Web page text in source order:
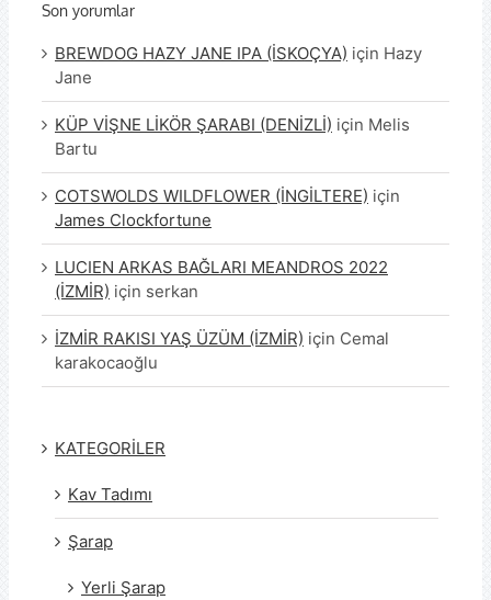
Son yorumlar
BREWDOG HAZY JANE IPA (İSKOÇYA) için Hazy
Jane
KÜP VİŞNE LİKÖR ŞARABI (DENİZLİ) için Melis
Bartu
COTSWOLDS WILDFLOWER (İNGİLTERE) için
James Clockfortune
LUCIEN ARKAS BAĞLARI MEANDROS 2022
(İZMİR) için serkan
İZMİR RAKISI YAŞ ÜZÜM (İZMİR) için Cemal
karakocaoğlu
KATEGORİLER
Kav Tadımı
Şarap
Yerli Şarap